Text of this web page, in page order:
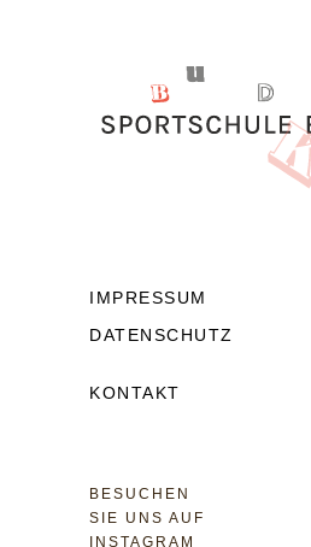
IMPRESSUM
DATENSCHUTZ
KONTAKT
BESU­CHEN
SIE UNS AUF
INSTA­GRAM